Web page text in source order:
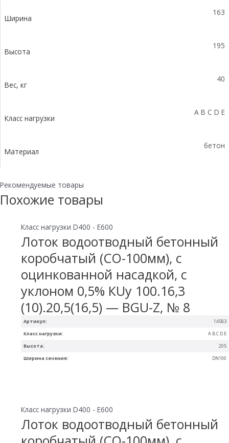
100.16,3
BGU-
Ширина
163
Высота
195
Вес, кг
40
Класс нагрузки
A B C D E
Материал
бетон
Рекомендуемые товары
Похожие товары
Артикул: 14583
Ширина сечения: DN100
Высота: 205
Класс нагрузки: A B C D E
Класс нагрузки D400 - E600
Лоток водоотводный бетонный
коробчатый (СО-100мм), с
оцинкованной насадкой, с
уклоном 0,5% КUу 100.16,3
(10).20,5(16,5) — BGU-Z, № 8
Класс нагрузки D400 - E600
Лоток водоотводный бетонный